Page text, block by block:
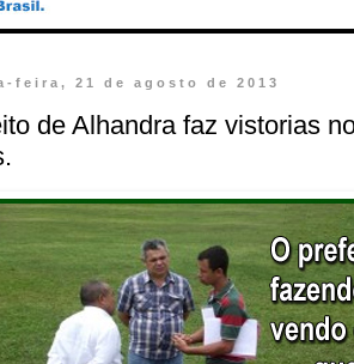
feira, 21 de agosto de 2013
de Alhandra faz vistorias